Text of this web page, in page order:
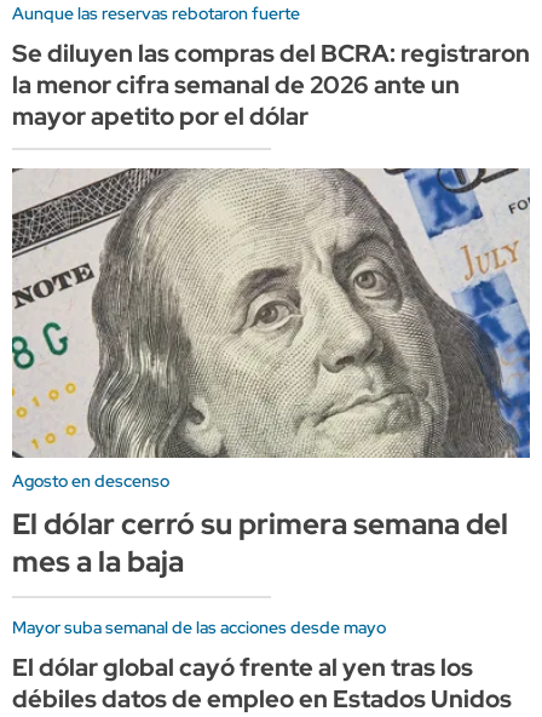
Aunque las reservas rebotaron fuerte
Se diluyen las compras del BCRA: registraron
la menor cifra semanal de 2026 ante un
mayor apetito por el dólar
Agosto en descenso
El dólar cerró su primera semana del
mes a la baja
Mayor suba semanal de las acciones desde mayo
El dólar global cayó frente al yen tras los
débiles datos de empleo en Estados Unidos